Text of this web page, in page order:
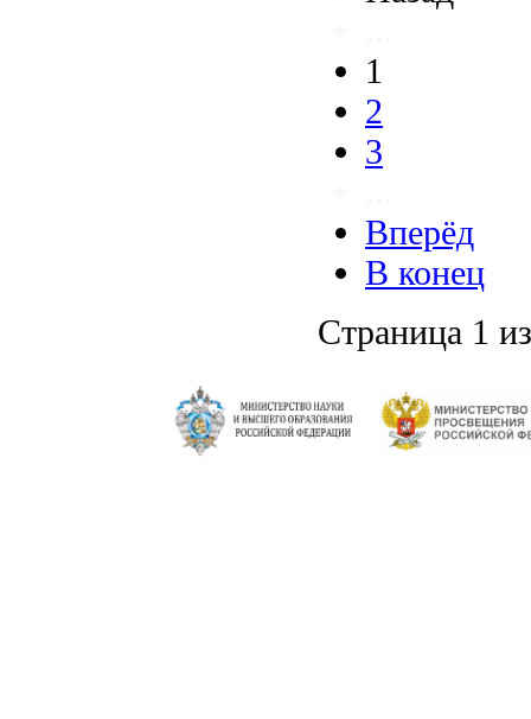
1
2
3
Вперёд
В конец
Страница 1